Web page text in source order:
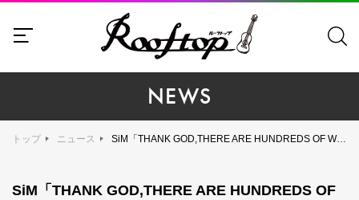
NEWS
トップ ニュース SiM「THANK GOD,THERE ARE HUNDREDS OF WAYS, TO KiLL ENEMiES」新たな発売日が6/17(水)に決定！「CAPTAiN HOOK」MV公開！
SiM「THANK GOD,THERE ARE HUNDREDS OF